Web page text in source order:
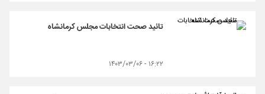
تائید صحت انتخابات مجلس کرمانشاه
۱۶:۲۲ - ۱۴۰۳/۰۳/۰۶